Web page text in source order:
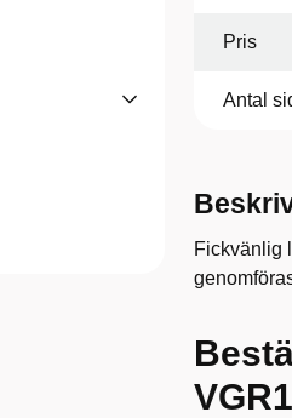
Pris
Antal
Fickvänlig